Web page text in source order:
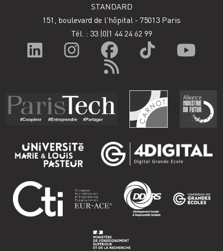
STANDARD
151, boulevard de l'hôpital - 75013 Paris
Tél. : 33 (0)1 44 24 62 99